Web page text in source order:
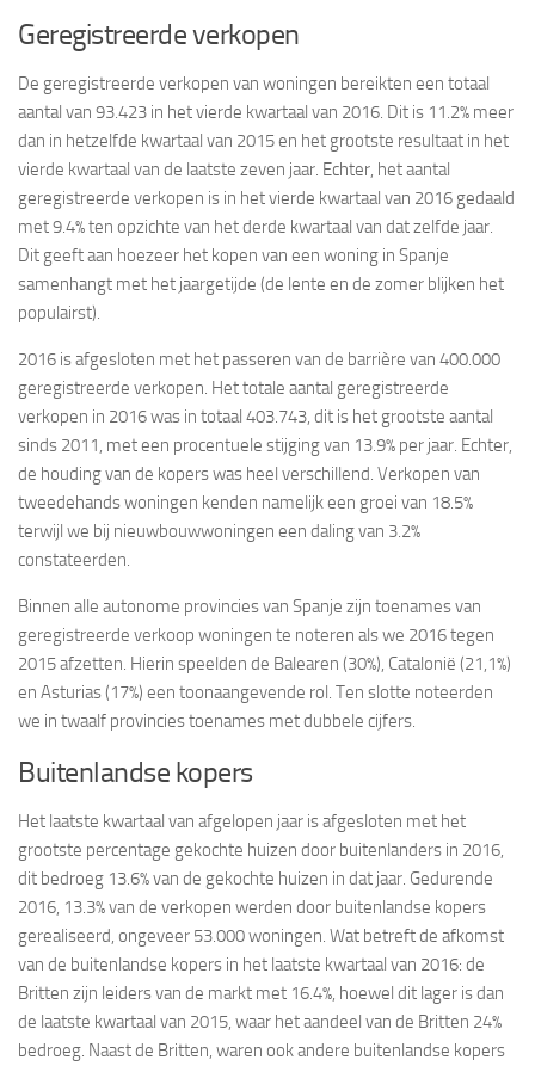
Geregistreerde verkopen
De geregistreerde verkopen van woningen bereikten een totaal
aantal van 93.423 in het vierde kwartaal van 2016. Dit is 11.2% meer
dan in hetzelfde kwartaal van 2015 en het grootste resultaat in het
vierde kwartaal van de laatste zeven jaar. Echter, het aantal
geregistreerde verkopen is in het vierde kwartaal van 2016 gedaald
met 9.4% ten opzichte van het derde kwartaal van dat zelfde jaar.
Dit geeft aan hoezeer het kopen van een woning in Spanje
samenhangt met het jaargetijde (de lente en de zomer blijken het
populairst).
2016 is afgesloten met het passeren van de barrière van 400.000
geregistreerde verkopen. Het totale aantal geregistreerde
verkopen in 2016 was in totaal 403.743, dit is het grootste aantal
sinds 2011, met een procentuele stijging van 13.9% per jaar. Echter,
de houding van de kopers was heel verschillend. Verkopen van
tweedehands woningen kenden namelijk een groei van 18.5%
terwijl we bij nieuwbouwwoningen een daling van 3.2%
constateerden.
Binnen alle autonome provincies van Spanje zijn toenames van
geregistreerde verkoop woningen te noteren als we 2016 tegen
2015 afzetten. Hierin speelden de Balearen (30%), Catalonië (21,1%)
en Asturias (17%) een toonaangevende rol. Ten slotte noteerden
we in twaalf provincies toenames met dubbele cijfers.
Buitenlandse kopers
Het laatste kwartaal van afgelopen jaar is afgesloten met het
grootste percentage gekochte huizen door buitenlanders in 2016,
dit bedroeg 13.6% van de gekochte huizen in dat jaar. Gedurende
2016, 13.3% van de verkopen werden door buitenlandse kopers
gerealiseerd, ongeveer 53.000 woningen. Wat betreft de afkomst
van de buitenlandse kopers in het laatste kwartaal van 2016: de
Britten zijn leiders van de markt met 16.4%, hoewel dit lager is dan
de laatste kwartaal van 2015, waar het aandeel van de Britten 24%
bedroeg. Naast de Britten, waren ook andere buitenlandse kopers